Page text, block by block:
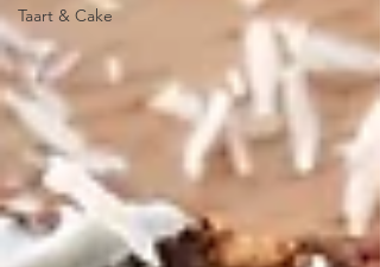
Taart & Cake